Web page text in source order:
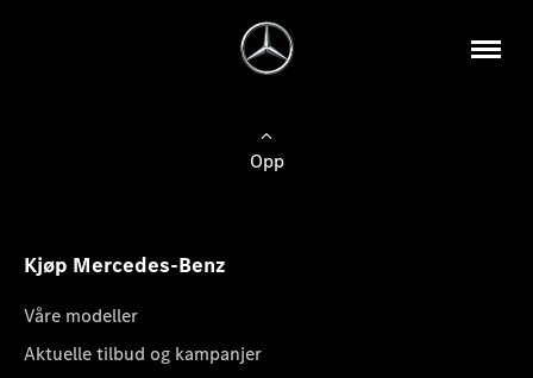
Opp
Kjøp Mercedes-Benz
Våre modeller
Aktuelle tilbud og kampanjer